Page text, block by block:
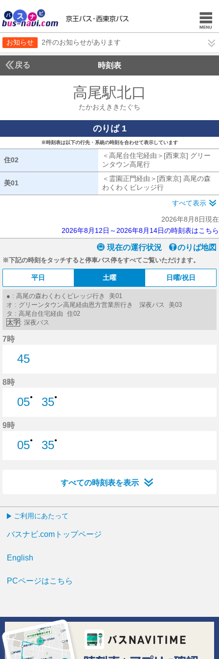
お知らせ 2件のお知らせがあります
戻る 時刻表
高尾駅北口
たかおえききたぐち
のりば 1
※時刻表は以下の行先・系統の時刻を合わせて表示しています
住02
＜高尾台住宅経由＞[西東京] グリー
ンタウン高尾行
美01
＜霊園正門経由＞[西東京] 高尾の森
わくわくビレッジ行
すべて表示
2026年8月8日現在
2026年8月12日～2026年8月14日の時刻表はこちら
現在の運行状況 のりば地図
※下記の時刻をタッチすると停車バス停をすべてご覧いただけます。
平日 土曜 日曜/祝日
● : 高尾の森わくわくビレッジ行き 美01
オ : グリーンタウン高尾経由恩方営業所行き 深夜バス 美03
タ : 高尾台住宅経由 住02
太字: 深夜バス
7時
45
8時
05●
35●
9時
05●
35●
すべての時刻表を表示
ご利用にあたって
バスナビ.comトップページ
English
PCページはこちら